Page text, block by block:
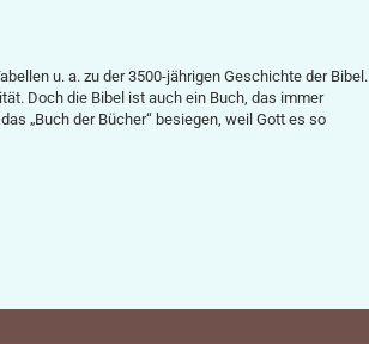
u. a. zu der 3500-jährigen Geschichte der Bibel.
Doch die Bibel ist auch ein Buch, das immer
„Buch der Bücher“ besiegen, weil Gott es so